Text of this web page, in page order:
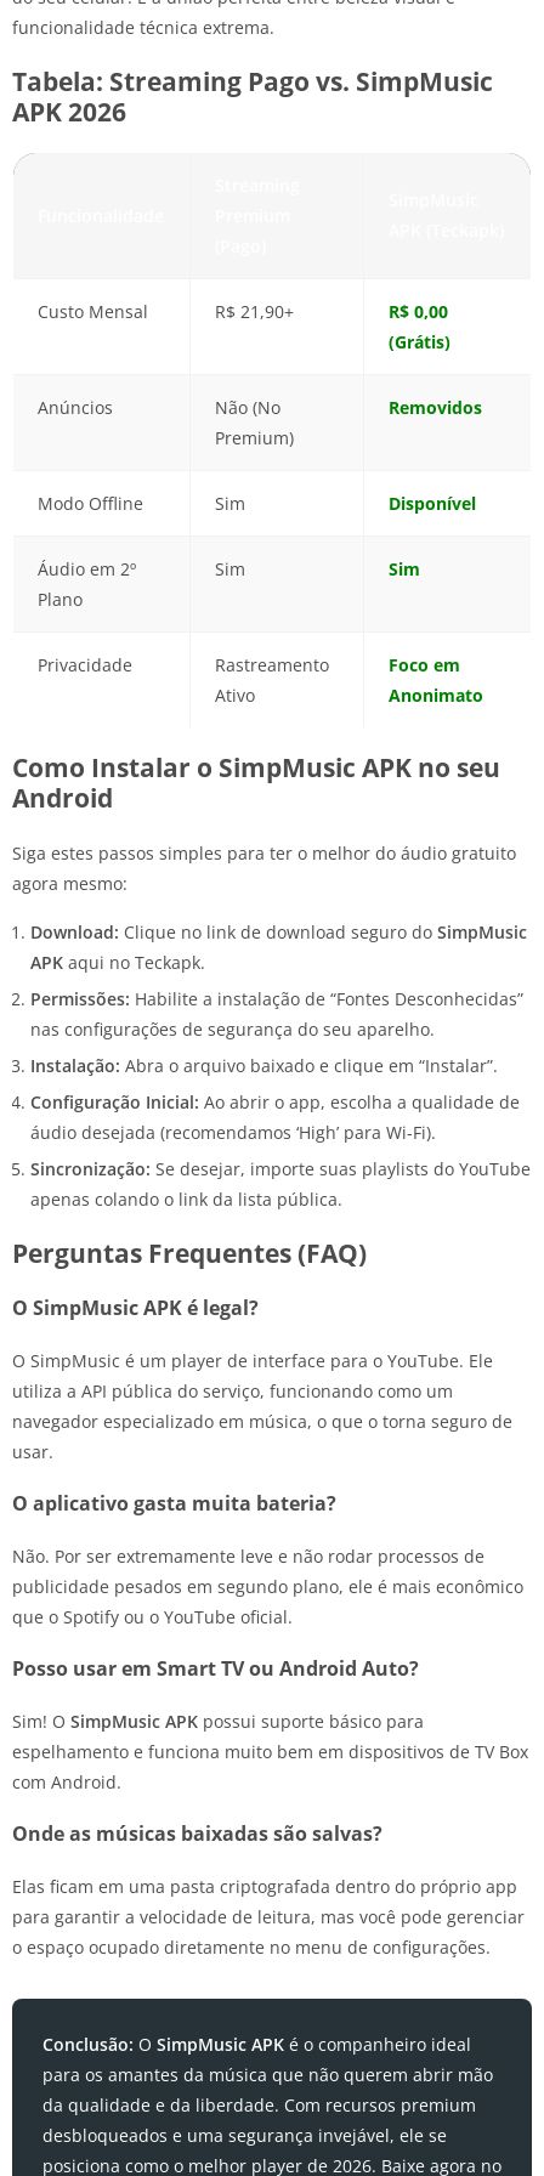
funcionalidade técnica extrema.
Tabela: Streaming Pago vs. SimpMusic
APK 2026
Custo Mensal R$ 21,90+
R$ 0,00
(Grátis)
Anúncios
Não (No
Premium)
Removidos
Modo Offline Sim Disponível
Áudio em 2º
Plano
Sim Sim
Privacidade
Rastreamento
Ativo
Foco em
Anonimato
Como Instalar o SimpMusic APK no seu
Android
Siga estes passos simples para ter o melhor do áudio gratuito
agora mesmo:
Download: Clique no link de download seguro do SimpMusic
APK aqui no Teckapk.
Permissões: Habilite a instalação de “Fontes Desconhecidas”
nas configurações de segurança do seu aparelho.
Instalação: Abra o arquivo baixado e clique em “Instalar”.
Configuração Inicial: Ao abrir o app, escolha a qualidade de
áudio desejada (recomendamos ‘High’ para Wi-Fi).
Sincronização: Se desejar, importe suas playlists do YouTube
apenas colando o link da lista pública.
Perguntas Frequentes (FAQ)
O SimpMusic APK é legal?
O SimpMusic é um player de interface para o YouTube. Ele
utiliza a API pública do serviço, funcionando como um
navegador especializado em música, o que o torna seguro de
usar.
O aplicativo gasta muita bateria?
Não. Por ser extremamente leve e não rodar processos de
publicidade pesados em segundo plano, ele é mais econômico
que o Spotify ou o YouTube oficial.
Posso usar em Smart TV ou Android Auto?
Sim! O SimpMusic APK possui suporte básico para
espelhamento e funciona muito bem em dispositivos de TV Box
com Android.
Onde as músicas baixadas são salvas?
Elas ficam em uma pasta criptografada dentro do próprio app
para garantir a velocidade de leitura, mas você pode gerenciar
o espaço ocupado diretamente no menu de configurações.
Conclusão: O SimpMusic APK é o companheiro ideal
para os amantes da música que não querem abrir mão
da qualidade e da liberdade. Com recursos premium
desbloqueados e uma segurança invejável, ele se
posiciona como o melhor player de 2026. Baixe agora no